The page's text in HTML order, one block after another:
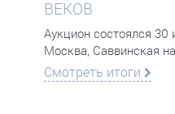
ВЕКОВ
Аукцион состоялся 30
Москва, Саввинская
Смотреть итоги